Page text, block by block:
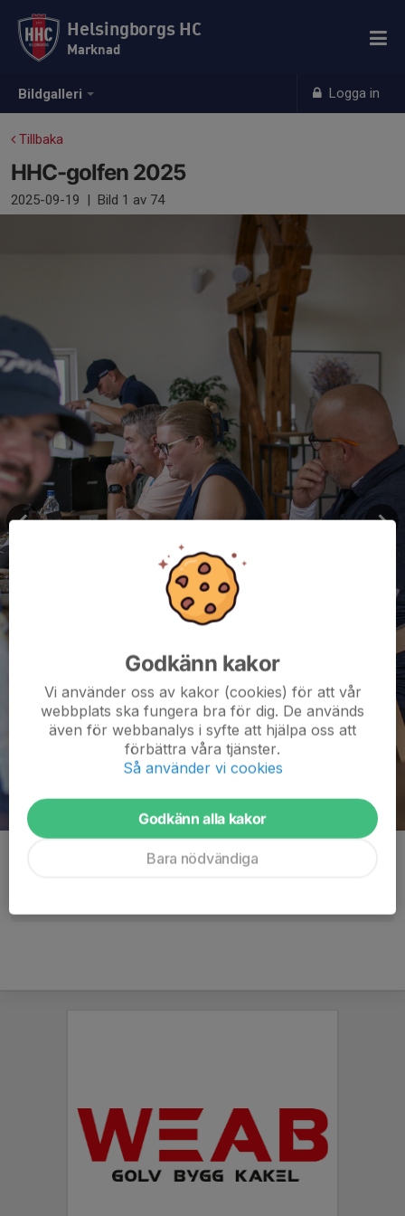
Bildgalleri Logga in
Helsingborgs HC
Marknad
Tillbaka
HHC-golfen 2025
2025-09-19 | Bild 1 av 74
Godkänn kakor
Vi använder oss av kakor (cookies) för att vår
webbplats ska fungera bra för dig. De används
även för webbanalys i syfte att hjälpa oss att
förbättra våra tjänster.
Så använder vi cookies
Godkänn alla kakor
Bara nödvändiga